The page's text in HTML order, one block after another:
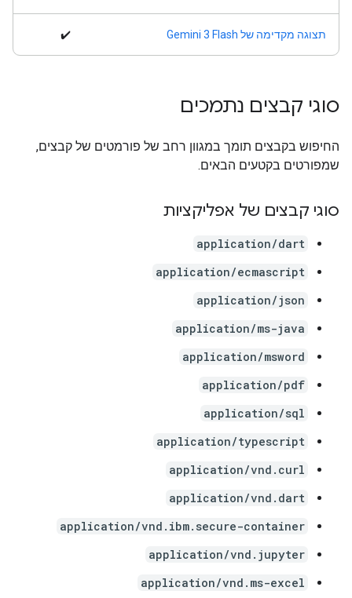
תצוגה מקדימה של Gemini 3 Flash ✔️
סוגי קבצים נתמכים
החיפוש בקבצים תומך במגוון רחב של פורמטים של קבצים,
שמפורטים בקטעים הבאים.
סוגי קבצים של אפליקציות
application/dart
application/ecmascript
application/json
application/ms-java
application/msword
application/pdf
application/sql
application/typescript
application/vnd.curl
application/vnd.dart
application/vnd.ibm.secure-container
application/vnd.jupyter
application/vnd.ms-excel